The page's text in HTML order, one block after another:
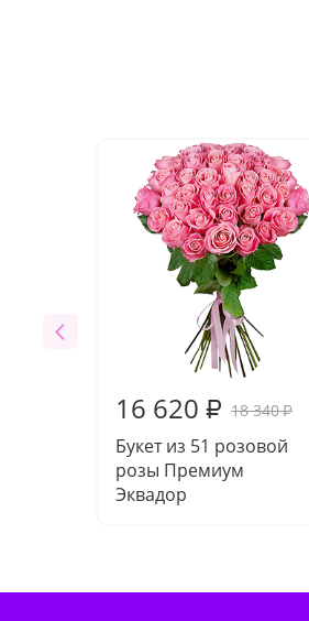
16 620 ₽ 18 340₽
Букет из 51 розовой
розы Премиум
Эквадор